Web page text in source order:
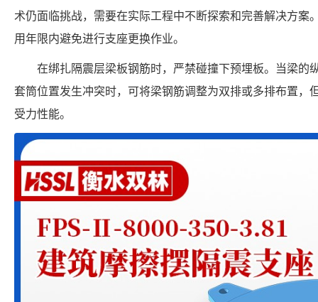
术仍面临挑战，需要在实际工程中不断探索和完善解决方案
用年限内避免进行支座更换作业。
在绑扎隔震层梁板钢筋时，严禁碰撞下预埋板。当梁的
套筒位置发生冲突时，可将梁钢筋调整为双排或多排布置，
受力性能。